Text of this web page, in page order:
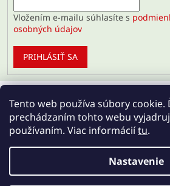
Tento web používa súbory cookie.
prechádzaním tohto webu
používaním. Viac informáciítu.
Nastavenie
Vložením e-mailu súhlasíte s
osobných údajov
PRIHLÁSIŤ SA
Vytvoril